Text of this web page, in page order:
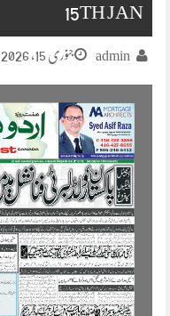
15TH JAN
admin جنوری 15, 2026